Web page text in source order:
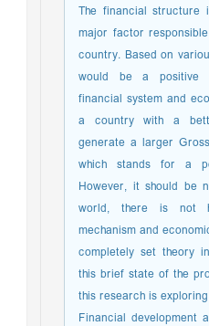
The financial
major factor
country. Based on
would be a positive
financial system and
a country with a
generate a larger
which stands for a
However, it should be
world, there is not
mechanism and
completely set theory
this brief state of the
this research is
Financial